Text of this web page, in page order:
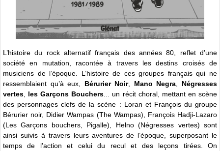
L’histoire du rock alternatif français des années 80, reflet d’une
société en mutation, racontée à travers les destins croisés de
musiciens de l’époque. L’histoire de ces groupes français qui ne
ressemblaient qu’à eux, Bérurier Noir, Mano Negra
Négresses
vertes
les Garçons Bouchers ... un récit choral, mettant en scène
des personnages clefs de la scène : Loran et François du groupe
Bérurier noir, Didier Wampas (The Wampas), François Hadji-Lazaro
(Les Garçons bouchers, Pigalle), Helno (Négresses vertes) sont
ainsi suivis à travers leurs aventures de l’époque, superposant le
temps de l’action et celui du recul et des leçons tirées. On